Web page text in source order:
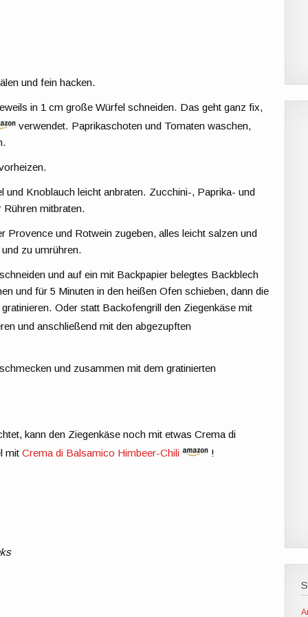
und fein hacken.
in 1 cm große Würfel schneiden. Das geht ganz fix,
verwendet. Paprikaschoten und Tomaten waschen,
Knoblauch leicht anbraten. Zucchini-, Paprika- und
Rühren mitbraten.
Provence und Rotwein zugeben, alles leicht salzen und
zu umrühren.
und auf ein mit Backpapier belegtes Backblech
und für 5 Minuten in den heißen Ofen schieben, dann die
Oder statt Backofengrill den Ziegenkäse mit
und anschließend mit den abgezupften
und zusammen mit dem gratinierten
kann den Ziegenkäse noch mit etwas Crema di
mitCrema di Balsamico Himbeer-Chili !